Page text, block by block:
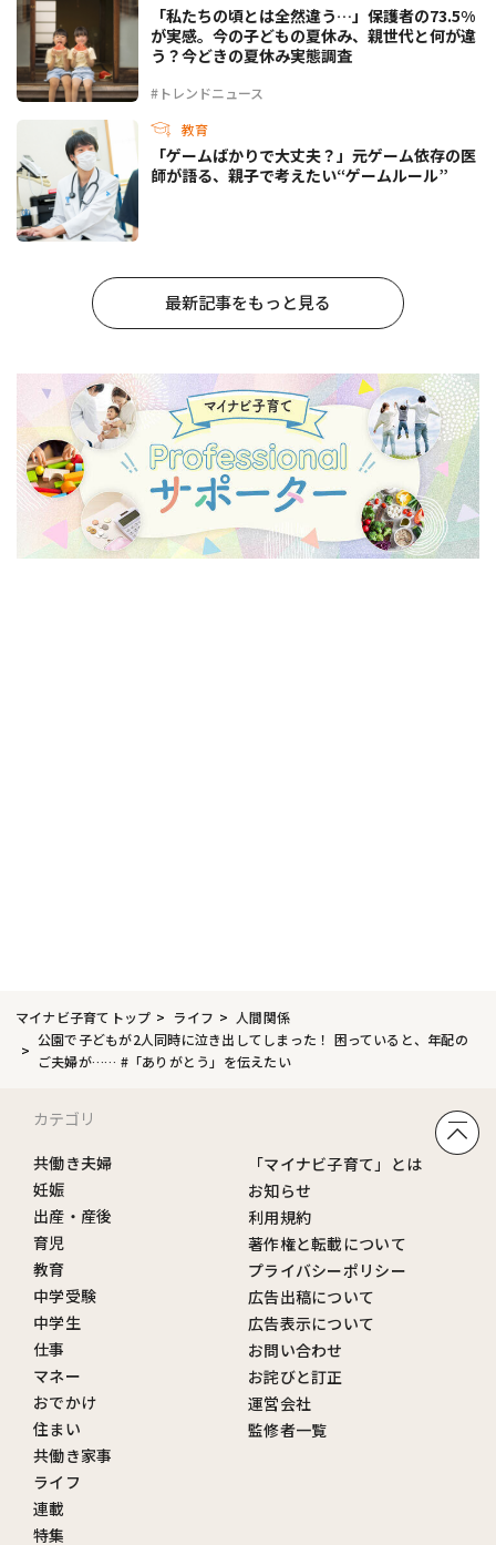
#トレンドニュース
「私たちの頃とは全然違う…」保護者の73.5%
が実感。今の子どもの夏休み、親世代と何が違
う？今どきの夏休み実態調査
教育
「ゲームばかりで大丈夫？」元ゲーム依存の医
師が語る、親子で考えたい“ゲームルール”
最新記事をもっと見る
マイナビ子育てトップ ライフ
人間関係
公園で子どもが2人同時に泣き出してしまった！ 困っていると、年配の
ご夫婦が…… #「ありがとう」を伝えたい
カテゴリ
共働き夫婦
妊娠
出産・産後
育児
教育
中学受験
中学生
仕事
マネー
おでかけ
住まい
共働き家事
ライフ
連載
特集
「マイナビ子育て」とは
お知らせ
利用規約
著作権と転載について
プライバシーポリシー
広告出稿について
広告表示について
お問い合わせ
お詫びと訂正
運営会社
監修者一覧